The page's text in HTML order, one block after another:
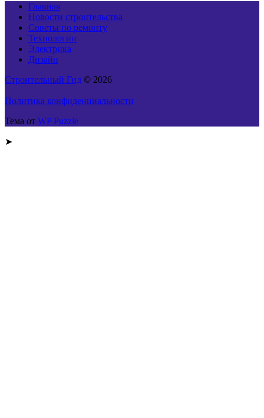
Главная
Новости строительства
Советы по ремонту
Технологии
Электрика
Дизайн
Строительный Гид © 2026
Политика конфиденциальности
Тема от WP Puzzle
➤